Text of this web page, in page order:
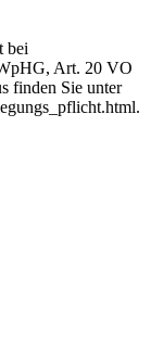
bei
Art. 20 VO
finden Sie unter